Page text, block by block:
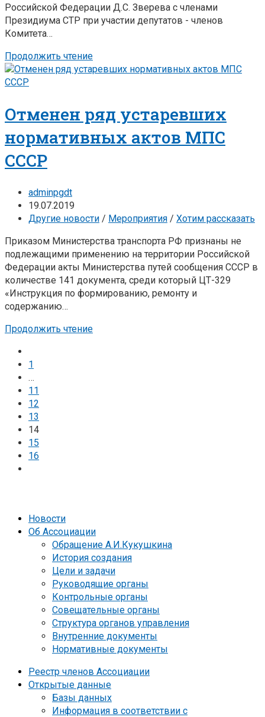
Российской Федерации Д.С. Зверева с членами
Президиума СТР при участии депутатов - членов
Комитета…
Продолжить чтение
Отменен ряд устаревших
нормативных актов МПС
СССР
adminpgdt
19.07.2019
Другие новости / Мероприятия / Хотим рассказать
Приказом Министерства транспорта РФ признаны не
подлежащими применению на территории Российской
Федерации акты Министерства путей сообщения СССР в
количестве 141 документа, среди который ЦТ-329
«Инструкция по формированию, ремонту и
содержанию…
Продолжить чтение
1
…
11
12
13
14
15
16
Новости
Об Ассоциации
Обращение А.И.Кукушкина
История создания
Цели и задачи
Руководящие органы
Контрольные органы
Совещательные органы
Структура органов управления
Внутренние документы
Нормативные документы
Реестр членов Ассоциации
Открытые данные
Базы данных
Информация в соответствии с